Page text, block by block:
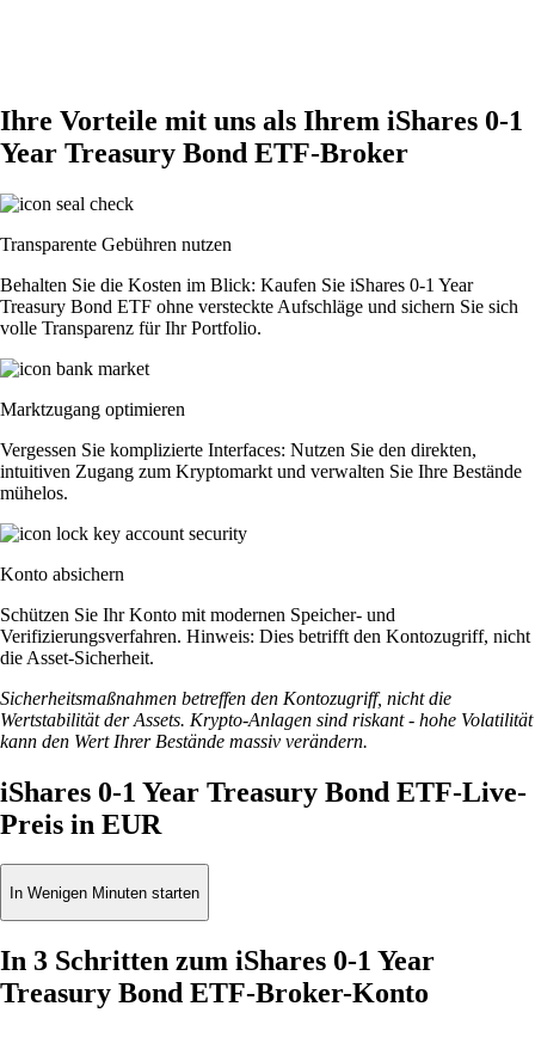
Ihre Vorteile mit uns als Ihrem iShares 0-1
Year Treasury Bond ETF-Broker
Transparente Gebühren nutzen
Behalten Sie die Kosten im Blick: Kaufen Sie iShares 0-1 Year
Treasury Bond ETF ohne versteckte Aufschläge und sichern Sie sich
volle Transparenz für Ihr Portfolio.
Marktzugang optimieren
Vergessen Sie komplizierte Interfaces: Nutzen Sie den direkten,
intuitiven Zugang zum Kryptomarkt und verwalten Sie Ihre Bestände
mühelos.
Konto absichern
Schützen Sie Ihr Konto mit modernen Speicher- und
Verifizierungsverfahren. Hinweis: Dies betrifft den Kontozugriff, nicht
die Asset-Sicherheit.
Sicherheitsmaßnahmen betreffen den Kontozugriff, nicht die
Wertstabilität der Assets. Krypto-Anlagen sind riskant - hohe Volatilität
kann den Wert Ihrer Bestände massiv verändern.
iShares 0-1 Year Treasury Bond ETF-Live-
Preis in EUR
In Wenigen Minuten starten
In 3 Schritten zum iShares 0-1 Year
Treasury Bond ETF-Broker-Konto